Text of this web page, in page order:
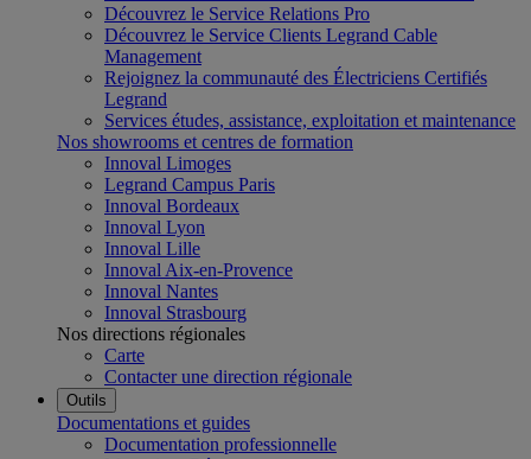
Découvrez le Service Relations Pro
Découvrez le Service Clients Legrand Cable
Management
Rejoignez la communauté des Électriciens Certifiés
Legrand
Services études, assistance, exploitation et maintenance
Nos showrooms et centres de formation
Innoval Limoges
Legrand Campus Paris
Innoval Bordeaux
Innoval Lyon
Innoval Lille
Innoval Aix-en-Provence
Innoval Nantes
Innoval Strasbourg
Nos directions régionales
Carte
Contacter une direction régionale
Outils
Documentations et guides
Documentation professionnelle